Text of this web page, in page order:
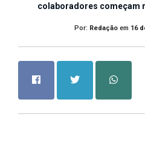
colaboradores começam
Por: Redaçãoem 16